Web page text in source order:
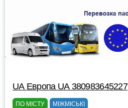
UА Европа UА 380983645227
ПО МІСТУ МІЖМІСЬКІ